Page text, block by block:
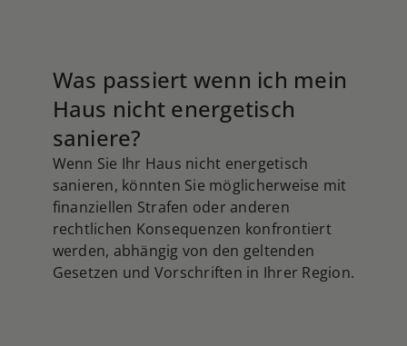
Was passiert wenn ich mein
Haus nicht energetisch
saniere?
Wenn Sie Ihr Haus nicht energetisch
sanieren, könnten Sie möglicherweise mit
finanziellen Strafen oder anderen
rechtlichen Konsequenzen konfrontiert
werden, abhängig von den geltenden
Gesetzen und Vorschriften in Ihrer Region.